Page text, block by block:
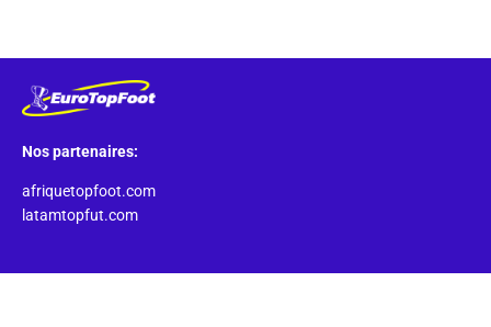
Nos partenaires:
afriquetopfoot.com
latamtopfut.com